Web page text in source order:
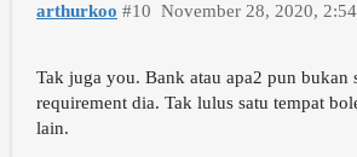
arthurkoo November 28, 2020,
#10
Tak juga you. Bank atau apa2 pun bukan
requirement dia. Tak lulus satu tempat
lain.